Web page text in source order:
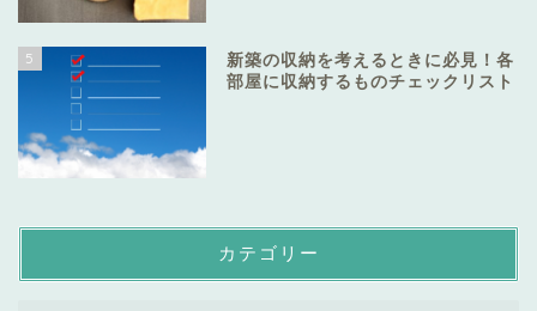
5
新築の収納を考えるときに必見！各
部屋に収納するものチェックリスト
カテゴリー